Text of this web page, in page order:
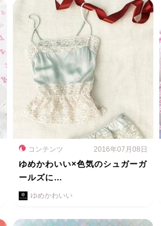
コンテンツ 2016年07月08日
ゆめかわいい×色気のシュガーガ
ールズに…
ゆめかわいい